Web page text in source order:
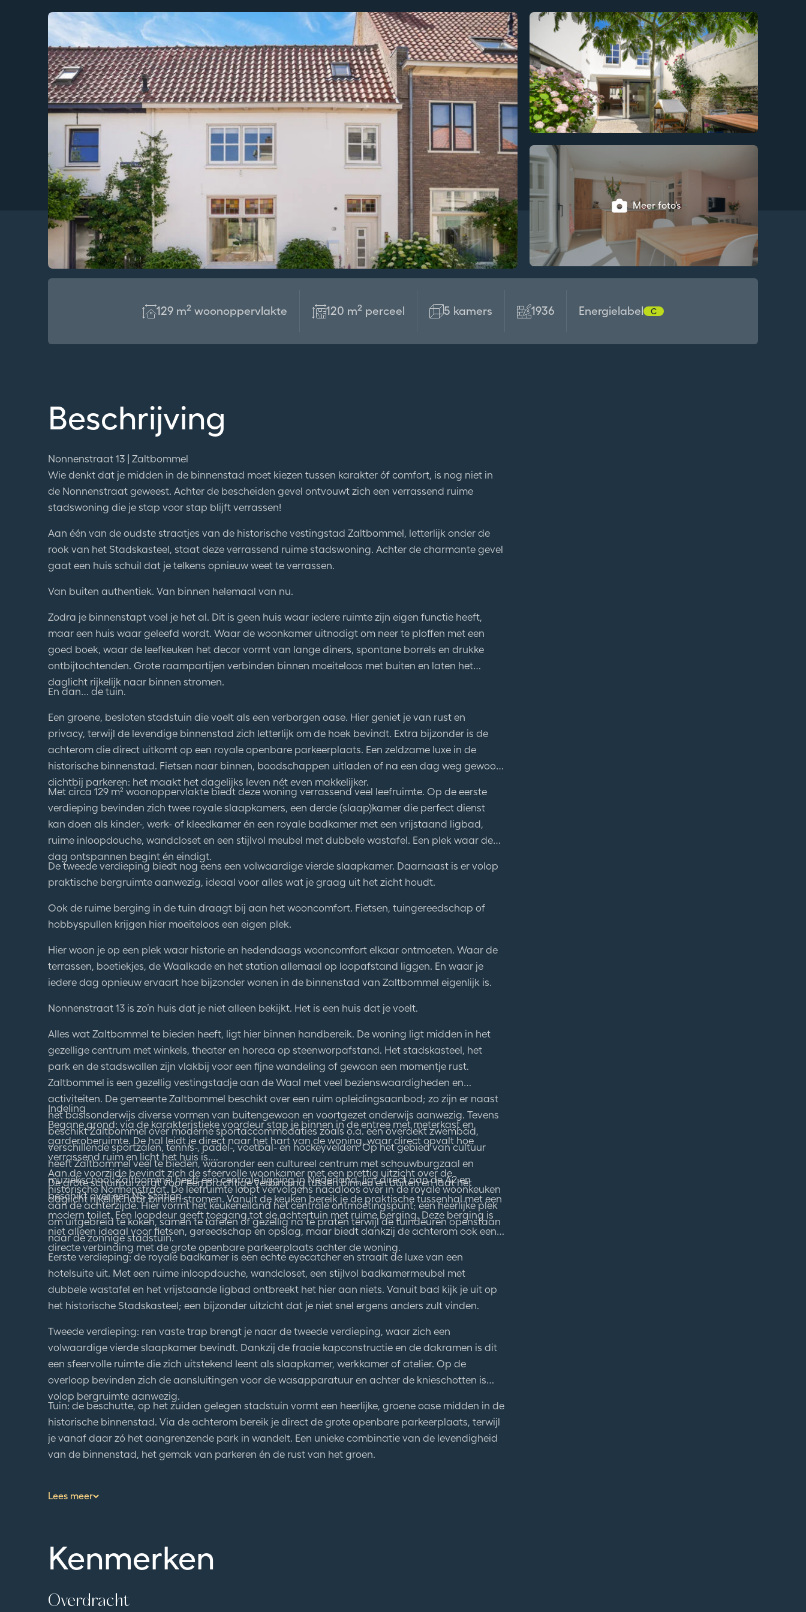
Meer foto's
129 m2 woonoppervlakte 120 m2 perceel 5 kamers 1936 Energielabel C
Beschrijving
Nonnenstraat 13 | Zaltbommel
Wie denkt dat je midden in de binnenstad moet kiezen tussen karakter óf comfort, is nog niet in
de Nonnenstraat geweest. Achter de bescheiden gevel ontvouwt zich een verrassend ruime
stadswoning die je stap voor stap blijft verrassen!
Aan één van de oudste straatjes van de historische vestingstad Zaltbommel, letterlijk onder de
rook van het Stadskasteel, staat deze verrassend ruime stadswoning. Achter de charmante gevel
gaat een huis schuil dat je telkens opnieuw weet te verrassen.
Van buiten authentiek. Van binnen helemaal van nu.
Zodra je binnenstapt voel je het al. Dit is geen huis waar iedere ruimte zijn eigen functie heeft,
maar een huis waar geleefd wordt. Waar de woonkamer uitnodigt om neer te ploffen met een
goed boek, waar de leefkeuken het decor vormt van lange diners, spontane borrels en drukke
ontbijtochtenden. Grote raampartijen verbinden binnen moeiteloos met buiten en laten het
daglicht rijkelijk naar binnen stromen.
En dan… de tuin.
Een groene, besloten stadstuin die voelt als een verborgen oase. Hier geniet je van rust en
privacy, terwijl de levendige binnenstad zich letterlijk om de hoek bevindt. Extra bijzonder is de
achterom die direct uitkomt op een royale openbare parkeerplaats. Een zeldzame luxe in de
historische binnenstad. Fietsen naar binnen, boodschappen uitladen of na een dag weg gewoon
dichtbij parkeren: het maakt het dagelijks leven nét even makkelijker.
Met circa 129 m² woonoppervlakte biedt deze woning verrassend veel leefruimte. Op de eerste
verdieping bevinden zich twee royale slaapkamers, een derde (slaap)kamer die perfect dienst
kan doen als kinder-, werk- of kleedkamer én een royale badkamer met een vrijstaand ligbad,
ruime inloopdouche, wandcloset en een stijlvol meubel met dubbele wastafel. Een plek waar de
dag ontspannen begint én eindigt.
De tweede verdieping biedt nog eens een volwaardige vierde slaapkamer. Daarnaast is er volop
praktische bergruimte aanwezig, ideaal voor alles wat je graag uit het zicht houdt.
Ook de ruime berging in de tuin draagt bij aan het wooncomfort. Fietsen, tuingereedschap of
hobbyspullen krijgen hier moeiteloos een eigen plek.
Hier woon je op een plek waar historie en hedendaags wooncomfort elkaar ontmoeten. Waar de
terrassen, boetiekjes, de Waalkade en het station allemaal op loopafstand liggen. En waar je
iedere dag opnieuw ervaart hoe bijzonder wonen in de binnenstad van Zaltbommel eigenlijk is.
Nonnenstraat 13 is zo’n huis dat je niet alleen bekijkt. Het is een huis dat je voelt.
Alles wat Zaltbommel te bieden heeft, ligt hier binnen handbereik. De woning ligt midden in het
gezellige centrum met winkels, theater en horeca op steenworpafstand. Het stadskasteel, het
park en de stadswallen zijn vlakbij voor een fijne wandeling of gewoon een momentje rust.
Zaltbommel is een gezellig vestingstadje aan de Waal met veel bezienswaardigheden en
activiteiten. De gemeente Zaltbommel beschikt over een ruim opleidingsaanbod; zo zijn er naast
het basisonderwijs diverse vormen van buitengewoon en voortgezet onderwijs aanwezig. Tevens
beschikt Zaltbommel over moderne sportaccommodaties zoals o.a. een overdekt zwembad,
verschillende sportzalen, tennis-, padel-, voetbal- en hockeyvelden. Op het gebied van cultuur
heeft Zaltbommel veel te bieden, waaronder een cultureel centrum met schouwburgzaal en
muziekschool. Zaltbommel heeft een centrale ligging in Nederland, ligt direct aan de A2 en
beschikt over een NS Station.
Indeling
Begane grond: via de karakteristieke voordeur stap je binnen in de entree met meterkast en
garderoberuimte. De hal leidt je direct naar het hart van de woning, waar direct opvalt hoe
verrassend ruim en licht het huis is.
Aan de voorzijde bevindt zich de sfeervolle woonkamer met een prettig uitzicht over de
historische Nonnenstraat. De leefruimte loopt vervolgens naadloos over in de royale woonkeuken
aan de achterzijde. Hier vormt het keukeneiland het centrale ontmoetingspunt; een heerlijke plek
om uitgebreid te koken, samen te tafelen of gezellig na te praten terwijl de tuindeuren openstaan
naar de zonnige stadstuin.
De grote schuifpui zorgt voor een prachtige verbinding tussen binnen en buiten en laat het
daglicht rijkelijk naar binnen stromen. Vanuit de keuken bereik je de praktische tussenhal met een
modern toilet. Een loopdeur geeft toegang tot de achtertuin met ruime berging. Deze berging is
niet alleen ideaal voor fietsen, gereedschap en opslag, maar biedt dankzij de achterom ook een
directe verbinding met de grote openbare parkeerplaats achter de woning.
Eerste verdieping: de royale badkamer is een echte eyecatcher en straalt de luxe van een
hotelsuite uit. Met een ruime inloopdouche, wandcloset, een stijlvol badkamermeubel met
dubbele wastafel en het vrijstaande ligbad ontbreekt het hier aan niets. Vanuit bad kijk je uit op
het historische Stadskasteel; een bijzonder uitzicht dat je niet snel ergens anders zult vinden.
Tweede verdieping: ren vaste trap brengt je naar de tweede verdieping, waar zich een
volwaardige vierde slaapkamer bevindt. Dankzij de fraaie kapconstructie en de dakramen is dit
een sfeervolle ruimte die zich uitstekend leent als slaapkamer, werkkamer of atelier. Op de
overloop bevinden zich de aansluitingen voor de wasapparatuur en achter de knieschotten is
volop bergruimte aanwezig.
Tuin: de beschutte, op het zuiden gelegen stadstuin vormt een heerlijke, groene oase midden in de
historische binnenstad. Via de achterom bereik je direct de grote openbare parkeerplaats, terwijl
je vanaf daar zó het aangrenzende park in wandelt. Een unieke combinatie van de levendigheid
van de binnenstad, het gemak van parkeren én de rust van het groen.
Lees meer
Kenmerken
Overdracht